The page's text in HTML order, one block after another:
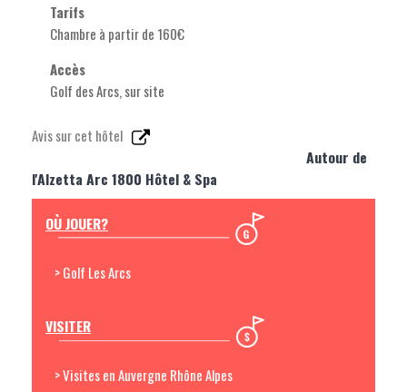
Tarifs
Chambre à partir de 160€
Accès
Golf des Arcs, sur site
Avis sur cet hôtel
Autour de
l'Alzetta Arc 1800 Hôtel & Spa
OÙ JOUER?
> Golf Les Arcs
VISITER
> Visites en Auvergne Rhône Alpes